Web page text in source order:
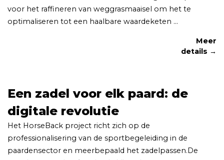
voor het raffineren van weggrasmaaisel om het te
optimaliseren tot een haalbare waardeketen ...
Meer
details →
Een zadel voor elk paard: de
digitale revolutie
Het HorseBack project richt zich op de
professionalisering van de sportbegeleiding in de
paardensector en meerbepaald het zadelpassen.De